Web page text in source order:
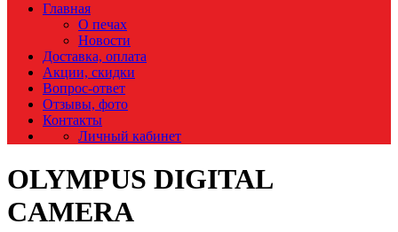
Главная
О печах
Новости
Доставка, оплата
Акции, скидки
Вопрос-ответ
Отзывы, фото
Контакты
Личный кабинет
OLYMPUS DIGITAL
CAMERA